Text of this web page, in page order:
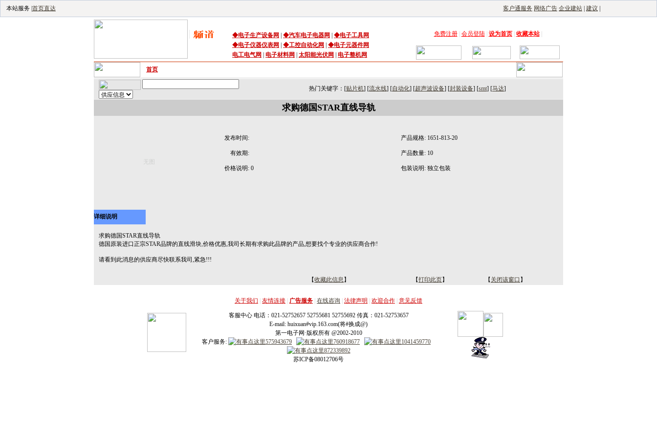
本站服务 | 首页直达 客户通服务 网络广告 企业建站 建议
◆电子生产设备网 ◆汽车电子电器网 ◆电子工具网
◆电子仪器仪表网 ◆工控自动化网 ◆电子元器件网
电工电气网
电子材料网 太阳能光伏网 电子整机网
免费注册| 会员登陆| 设为首页| 收藏本站|
首页
热门关键字：[贴片机] [流水线] [自动化] [超声波设备] [封装设备] [smt] [马达]
求购德国STAR直线导轨
无图
发布时间: 产品规格: 1651-813-20
有效期: 产品数量: 10
价格说明: 0 包装说明: 独立包装
详细说明
求购德国STAR直线导轨
德国原装进口正宗STAR品牌的直线滑块,价格优惠,我司长期有求购此品牌的产品,想要找个专业的供应商合作!
请看到此消息的供应商尽快联系我司,紧急!!!
【收藏此信息 】 【打印此页】 【 关闭该窗口 】
关于我们 友情连接 广告服务 在线咨询 法律声明 欢迎合作 意见反馈
客服中心 电话：021-52752657 52755681 52755692 传真：021-52753657
E-mail: huixuan#vip.163.com(将#换成@)
第一电子网·版权所有 @2002-2010
客户服务:
苏ICP备08012706号